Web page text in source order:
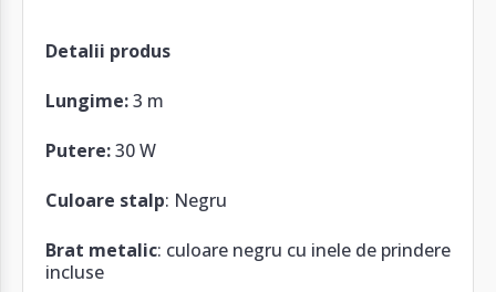
Detalii produs
Lungime:3 m
Putere:30 W
Culoare stalp: Negru
Brat metalic: culoare negru cu inele de prindere
incluse